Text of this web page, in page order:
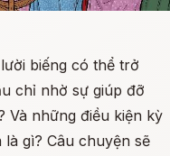
biếng có thể trở
chỉ nhờ sự giúp đỡ
Và những điều kiện kỳ
gì? Câu chuyện sẽ